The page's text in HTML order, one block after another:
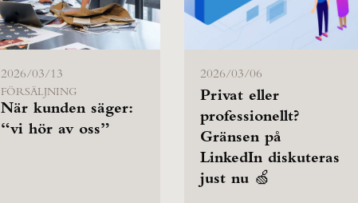
2026/03/13
FÖRSÄLJNING
När kunden säger:
“vi hör av oss”
2026/03/06
Privat eller
professionellt?
Gränsen på
LinkedIn diskuteras
just nu 🍏